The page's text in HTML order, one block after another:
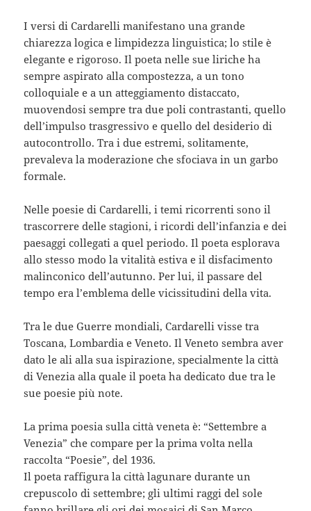
I versi di Cardarelli manifestano una grande
chiarezza logica e limpidezza linguistica; lo stile è
elegante e rigoroso. Il poeta nelle sue liriche ha
sempre aspirato alla compostezza, a un tono
colloquiale e a un atteggiamento distaccato,
muovendosi sempre tra due poli contrastanti, quello
dell’impulso trasgressivo e quello del desiderio di
autocontrollo. Tra i due estremi, solitamente,
prevaleva la moderazione che sfociava in un garbo
formale.
Nelle poesie di Cardarelli, i temi ricorrenti sono il
trascorrere delle stagioni, i ricordi dell’infanzia e dei
paesaggi collegati a quel periodo. Il poeta esplorava
allo stesso modo la vitalità estiva e il disfacimento
malinconico dell’autunno. Per lui, il passare del
tempo era l’emblema delle vicissitudini della vita.
Tra le due Guerre mondiali, Cardarelli visse tra
Toscana, Lombardia e Veneto. Il Veneto sembra aver
dato le ali alla sua ispirazione, specialmente la città
di Venezia alla quale il poeta ha dedicato due tra le
sue poesie più note.
La prima poesia sulla città veneta è: “Settembre a
Venezia” che compare per la prima volta nella
raccolta “Poesie”, del 1936.
Il poeta raffigura la città lagunare durante un
crepuscolo di settembre; gli ultimi raggi del sole